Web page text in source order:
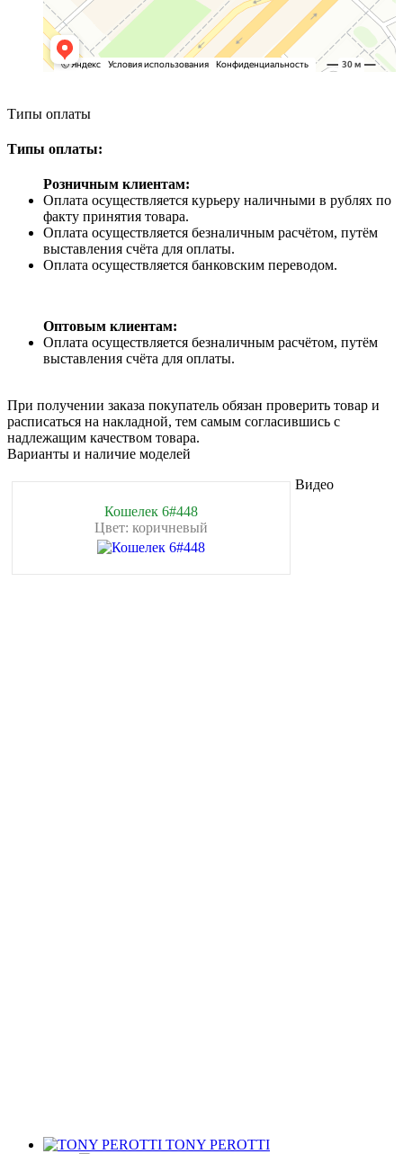
Типы оплаты
Типы оплаты:
Розничным клиентам:
Оплата осуществляется курьеру наличными в рублях по
факту принятия товара.
Оплата осуществляется безналичным расчётом, путём
выставления счёта для оплаты.
Оплата осуществляется банковским переводом.
Оптовым клиентам:
Оплата осуществляется безналичным расчётом, путём
выставления счёта для оплаты.
При получении заказа покупатель обязан проверить товар и
расписаться на накладной, тем самым согласившись с
надлежащим качеством товара.
Варианты и наличие моделей
Кошелек 6#448
Цвет: коричневый
Видео
TONY PEROTTI